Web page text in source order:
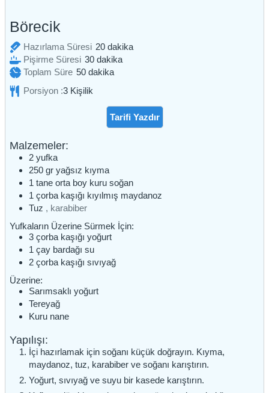
Börecik
Hazırlama Süresi 20dakika
dakika
Pişirme Süresi 30dakika
dakika
Toplam Süre 50dakika
dakika
Porsiyon :3 Kişilik
Tarifi Yazdır
Malzemeler:
2 yufka
250 gr yağsız kıyma
1 tane orta boy kuru soğan
1 çorba kaşığı kıyılmış maydanoz
Tuz , karabiber
Yufkaların Üzerine Sürmek İçin:
3 çorba kaşığı yoğurt
1 çay bardağı su
2 çorba kaşığı sıvıyağ
Üzerine:
Sarımsaklı yoğurt
Tereyağ
Kuru nane
Yapılışı:
İçi hazırlamak için soğanı küçük doğrayın. Kıyma,
maydanoz, tuz, karabiber ve soğanı karıştırın.
Yoğurt, sıvıyağ ve suyu bir kasede karıştırın.